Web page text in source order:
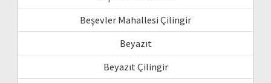
Beşevler Mahallesi Çilingir
Beyazıt
Beyazıt Çilingir